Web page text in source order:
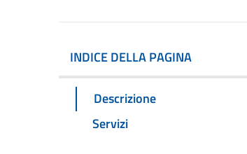
INDICE DELLA PAGINA
Descrizione
Servizi